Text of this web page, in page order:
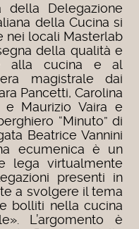
della Delegazione
della Cucina si
nei locali Masterlab
della qualità e
alla cucina e al
magistrale dai
Pancetti, Carolina
e Maurizio Vaira e
“Minuto” di
Beatrice Vannini
ecumenica è un
lega virtualmente
presenti in
a svolgere il tema
bolliti nella cucina
L’argomento è